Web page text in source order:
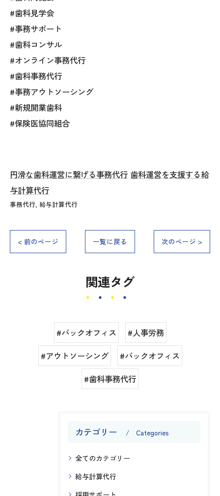
#歯科見学会
#事務サポート
#歯科コンサル
#オンライン事務代行
#歯科事務代行
#事務アウトソーシング
#新規開業歯科
#保険医協同組合
円滑な歯科運営に繋げる事務代行 歯科運営を支援する給
与計算代行
事務代行 給与計算代行
< 前のページ 一覧に戻る 次のページ >
関連タグ
#バックオフィス
#人事労務
#アウトソーシング
#バックオフィス
#歯科事務代行
カテゴリー Categories
全てのカテゴリー
給与計算代行